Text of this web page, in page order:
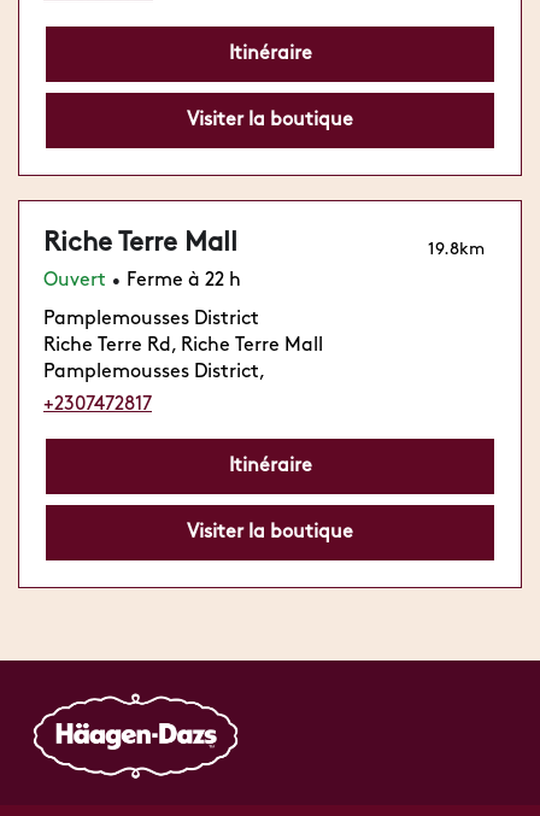
Itinéraire
Visiter la boutique
19.8km
Riche Terre Mall
Ouvert • Ferme à 22 h
Pamplemousses District
Riche Terre Rd, Riche Terre Mall
Pamplemousses District,
+2307472817
Itinéraire
Visiter la boutique